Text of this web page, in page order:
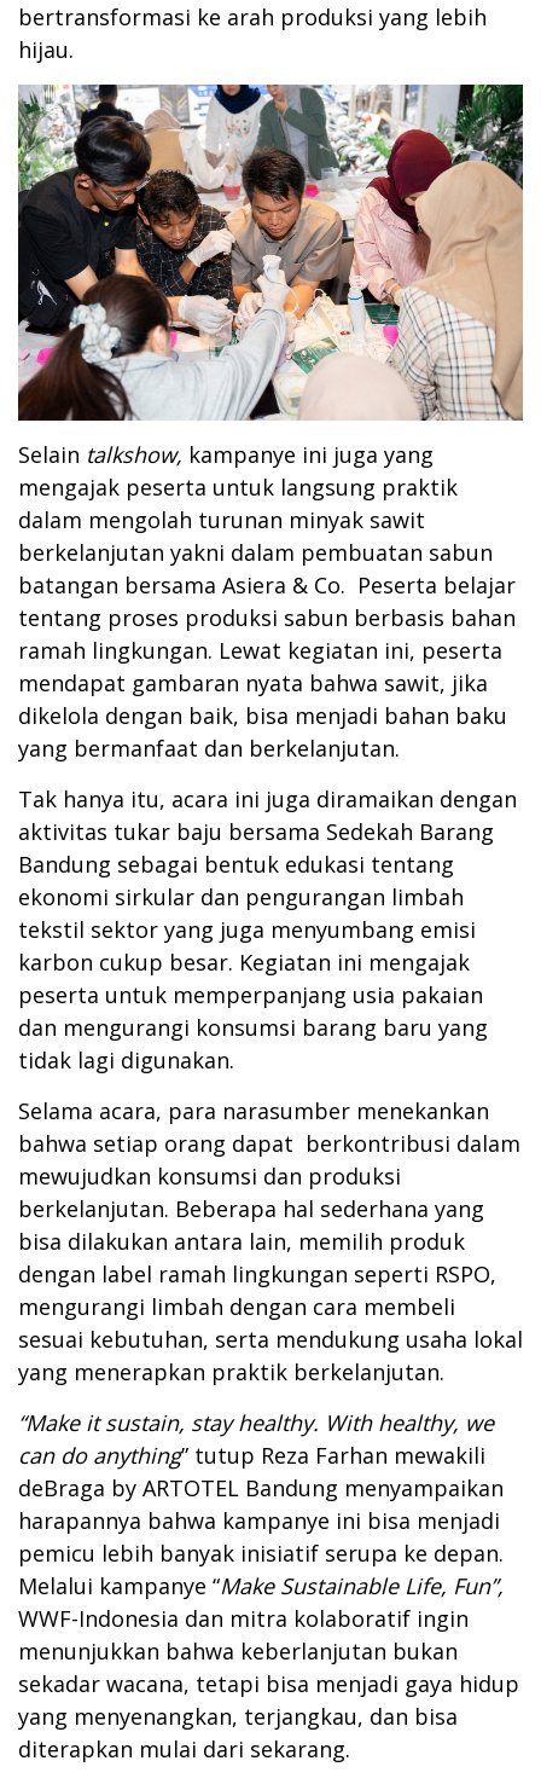
bertransformasi ke arah produksi yang lebih
hijau.
Selain talkshow, kampanye ini juga yang
mengajak peserta untuk langsung praktik
dalam mengolah turunan minyak sawit
berkelanjutan yakni dalam pembuatan sabun
batangan bersama Asiera & Co. Peserta belajar
tentang proses produksi sabun berbasis bahan
ramah lingkungan. Lewat kegiatan ini, peserta
mendapat gambaran nyata bahwa sawit, jika
dikelola dengan baik, bisa menjadi bahan baku
yang bermanfaat dan berkelanjutan.
Tak hanya itu, acara ini juga diramaikan dengan
aktivitas tukar baju bersama Sedekah Barang
Bandung sebagai bentuk edukasi tentang
ekonomi sirkular dan pengurangan limbah
tekstil sektor yang juga menyumbang emisi
karbon cukup besar. Kegiatan ini mengajak
peserta untuk memperpanjang usia pakaian
dan mengurangi konsumsi barang baru yang
tidak lagi digunakan.
Selama acara, para narasumber menekankan
bahwa setiap orang dapat berkontribusi dalam
mewujudkan konsumsi dan produksi
berkelanjutan. Beberapa hal sederhana yang
bisa dilakukan antara lain, memilih produk
dengan label ramah lingkungan seperti RSPO,
mengurangi limbah dengan cara membeli
sesuai kebutuhan, serta mendukung usaha lokal
yang menerapkan praktik berkelanjutan.
“Make it sustain, stay healthy. With healthy, we
can do anything” tutup Reza Farhan mewakili
deBraga by ARTOTEL Bandung menyampaikan
harapannya bahwa kampanye ini bisa menjadi
pemicu lebih banyak inisiatif serupa ke depan.
Melalui kampanye “Make Sustainable Life, Fun”,
WWF-Indonesia dan mitra kolaboratif ingin
menunjukkan bahwa keberlanjutan bukan
sekadar wacana, tetapi bisa menjadi gaya hidup
yang menyenangkan, terjangkau, dan bisa
diterapkan mulai dari sekarang.